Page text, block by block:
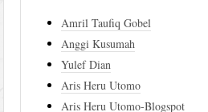
Amril Taufiq Gobel
Anggi Kusumah
Yulef Dian
Aris Heru Utomo
Aris Heru Utomo-Blogspot